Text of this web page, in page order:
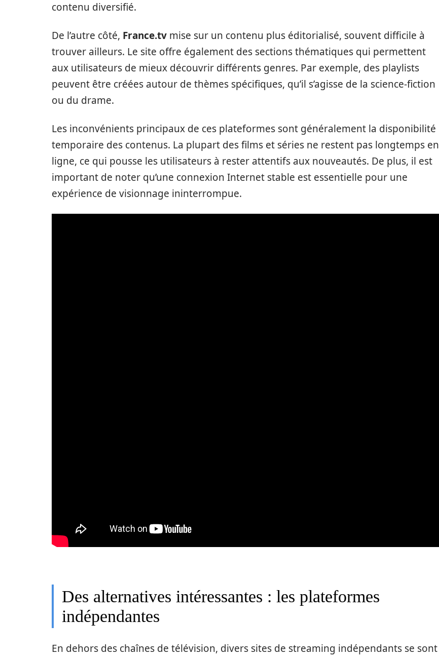
contenu diversifié.
De l’autre côté, France.tv mise sur un contenu plus éditorialisé, souvent difficile à
trouver ailleurs. Le site offre également des sections thématiques qui permettent
aux utilisateurs de mieux découvrir différents genres. Par exemple, des playlists
peuvent être créées autour de thèmes spécifiques, qu’il s’agisse de la science-fiction
ou du drame.
Les inconvénients principaux de ces plateformes sont généralement la disponibilité
temporaire des contenus. La plupart des films et séries ne restent pas longtemps en
ligne, ce qui pousse les utilisateurs à rester attentifs aux nouveautés. De plus, il est
important de noter qu’une connexion Internet stable est essentielle pour une
expérience de visionnage ininterrompue.
Des alternatives intéressantes : les plateformes
indépendantes
En dehors des chaînes de télévision, divers sites de streaming indépendants se sont